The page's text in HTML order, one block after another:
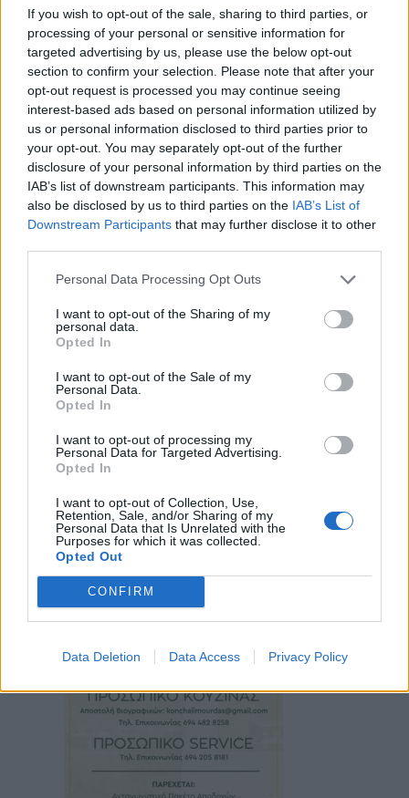
If you wish to opt-out of the sale, sharing to third parties, or
processing of your personal or sensitive information for
targeted advertising by us, please use the below opt-out
section to confirm your selection. Please note that after your
opt-out request is processed you may continue seeing
interest-based ads based on personal information utilized by
us or personal information disclosed to third parties prior to
your opt-out. You may separately opt-out of the further
disclosure of your personal information by third parties on the
IAB’s list of downstream participants. This information may
also be disclosed by us to third parties on the IAB’s List of
Downstream Participants that may further disclose it to other
Personal Data Processing Opt Outs
I want to opt-out of the Sharing of my
personal data.
Opted In
I want to opt-out of the Sale of my
Personal Data.
Opted In
I want to opt-out of processing my
Personal Data for Targeted Advertising.
Opted In
I want to opt-out of Collection, Use,
Retention, Sale, and/or Sharing of my
Personal Data that Is Unrelated with the
Purposes for which it was collected.
Opted Out
CONFIRM
Data Deletion Data Access Privacy Policy